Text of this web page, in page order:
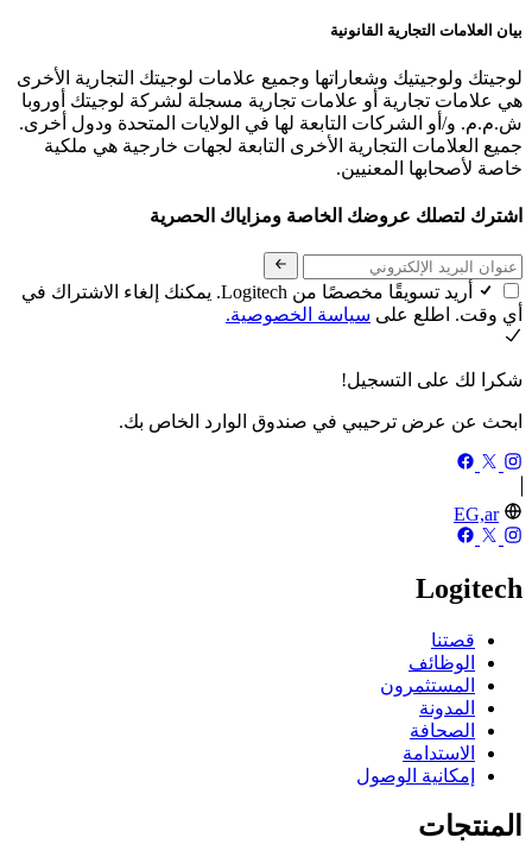
بيان العلامات التجارية القانونية
لوجيتك ولوجيتيك وشعاراتها وجميع علامات لوجيتك التجارية الأخرى
هي علامات تجارية أو علامات تجارية مسجلة لشركة لوجيتك أوروبا
ش.م.م. و/أو الشركات التابعة لها في الولايات المتحدة ودول أخرى.
جميع العلامات التجارية الأخرى التابعة لجهات خارجية هي ملكية
خاصة لأصحابها المعنيين.
اشترك لتصلك عروضك الخاصة ومزاياك الحصرية
أريد تسويقًا مخصصًا من Logitech. يمكنك إلغاء الاشتراك في
أي وقت. اطلع على سياسة الخصوصية.
شكرا لك على التسجيل!
ابحث عن عرض ترحيبي في صندوق الوارد الخاص بك.
EG,ar
Logitech
قصتنا
الوظائف
المستثمرون
المدونة
الصحافة
الاستدامة
إمكانية الوصول
المنتجات